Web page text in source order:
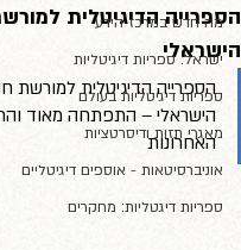
מה חדש במרכז הידע
ישראל: ספריות דיגיטליות
ספריות דיגיטליות בעולם
מאגרי תזות ודיסרטציות
אוניברסיטאות - אוספים דיגיטליים
ספריות דיגטליות: מחקרים
הספרייה הדיגיטלית
הישראלי
הספרייה הדיגיטלית למורשת
הישראלי – התפתחה מאוד
האחרונות